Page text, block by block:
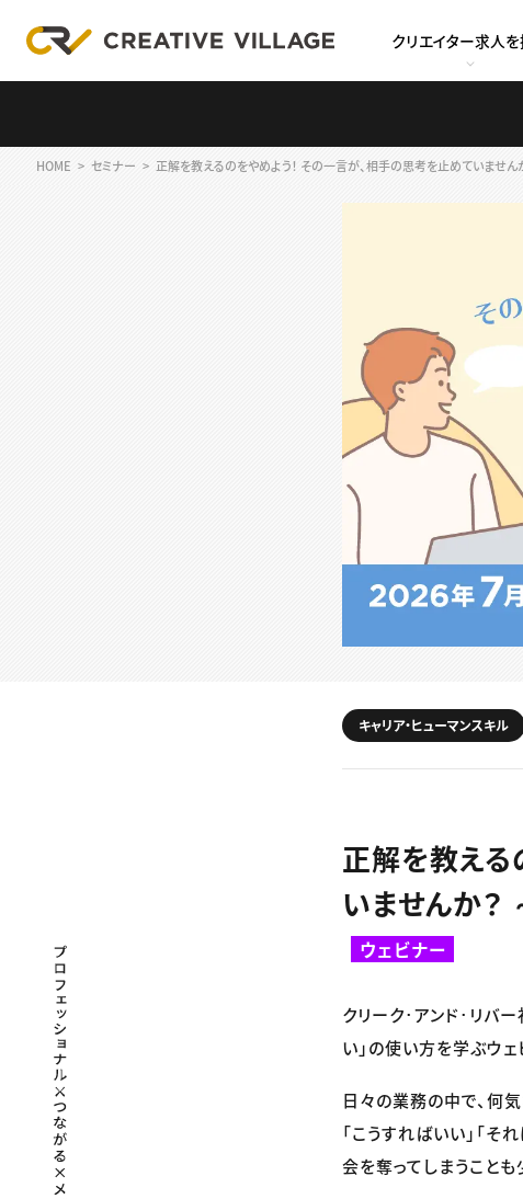
クリエイター求人
HOME セミナー 正解を教えるのをやめよう！ その一言が、相手の思考を止めていませ
プロフェッショナル×つながる×メディア
キャリア・ヒューマンスキル
正解を教える
いませんか？
ウェビナー
クリーク･アンド･リバ
い」の使い方を学ぶウェ
日々の業務の中で、何
「こうすればいい」「
会を奪ってしまうことも